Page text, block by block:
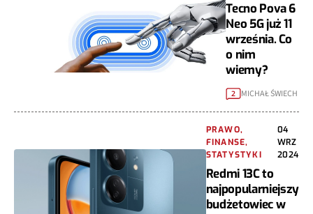
Tecno Pova 6
Neo 5G już 11
września. Co
o nim
wiemy?
2 MICHAŁ ŚWIECH
PRAWO,
FINANSE,
STATYSTYKI
04
WRZ
2024
Redmi 13C to
najpopularniejszy
budżetowiec w